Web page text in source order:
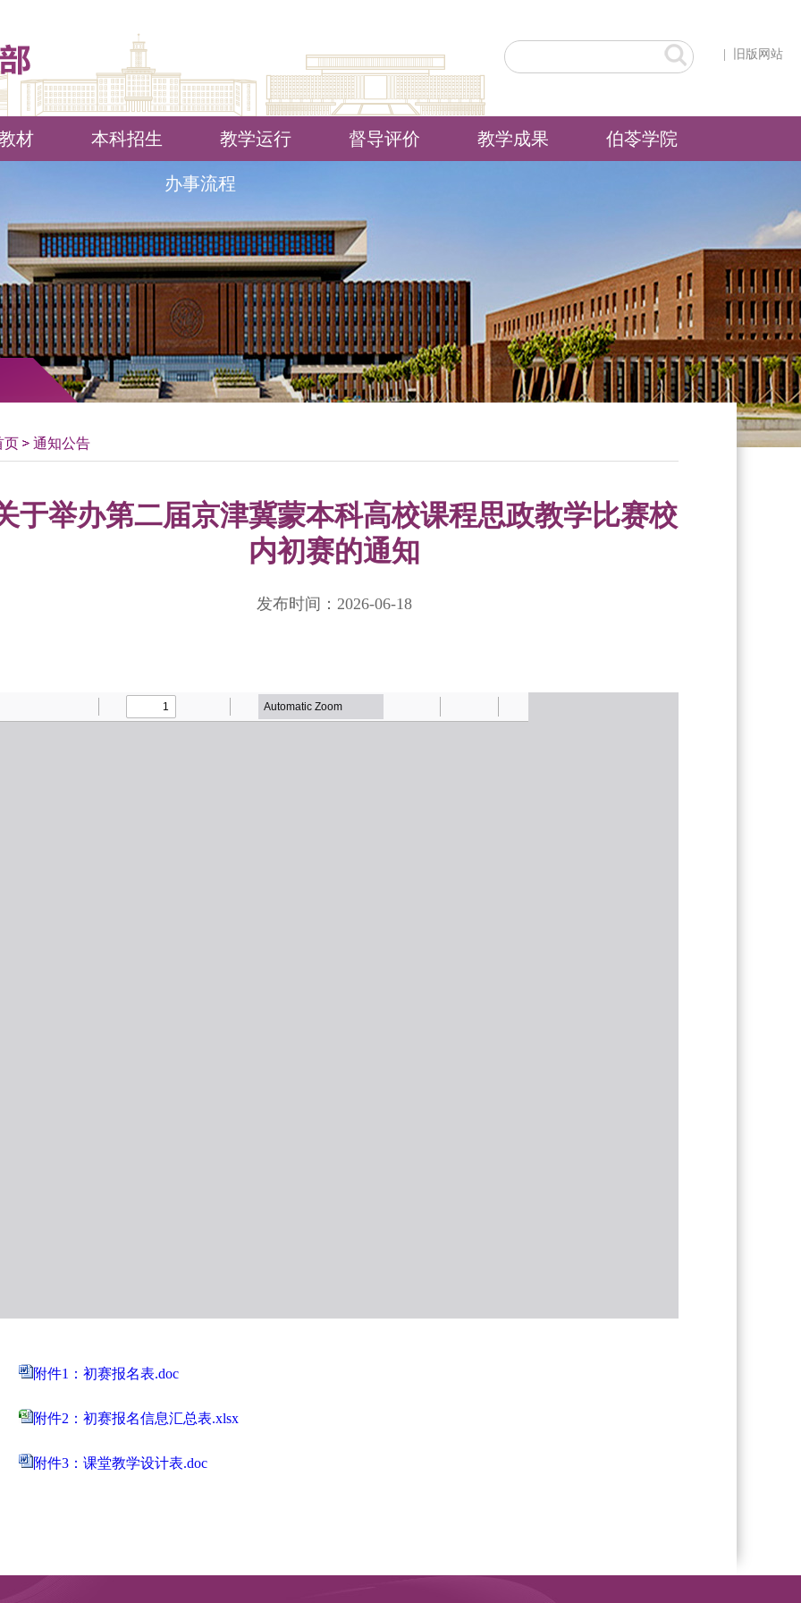
旧版网站
材 本科招生 教学运行 督导评价 教学成果 伯苓学院
办事流程
页 通知公告
于举办第二届京津冀蒙本科高校课程思政教学比赛校
内初赛的通知
发布时间：2026-06-18
附件1：初赛报名表.doc
附件2：初赛报名信息汇总表.xlsx
附件3：课堂教学设计表.doc